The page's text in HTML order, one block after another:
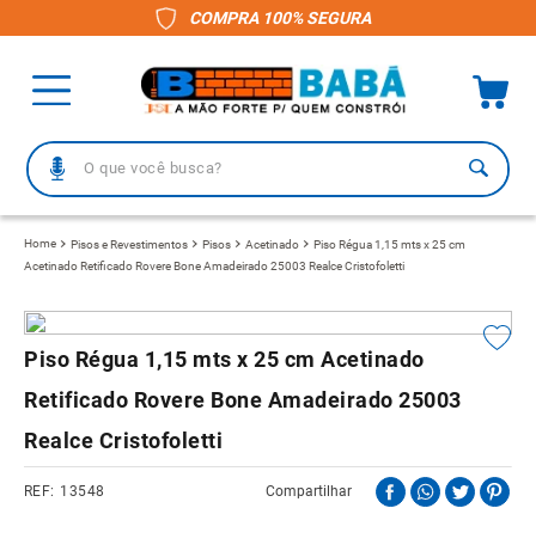
COMPRA 100% SEGURA
O que você busca?
Pisos e Revestimentos Pisos Acetinado
Piso Régua 1,15 mts x 25 cm
Acetinado Retificado Rovere Bone Amadeirado 25003 Realce Cristofoletti
Piso Régua 1,15 mts x 25 cm Acetinado
Retificado Rovere Bone Amadeirado 25003
Realce Cristofoletti
13548 Compartilhar
1º piso
2º porcelanato
3 º telha
4º vaso sanitário
5º revestimento